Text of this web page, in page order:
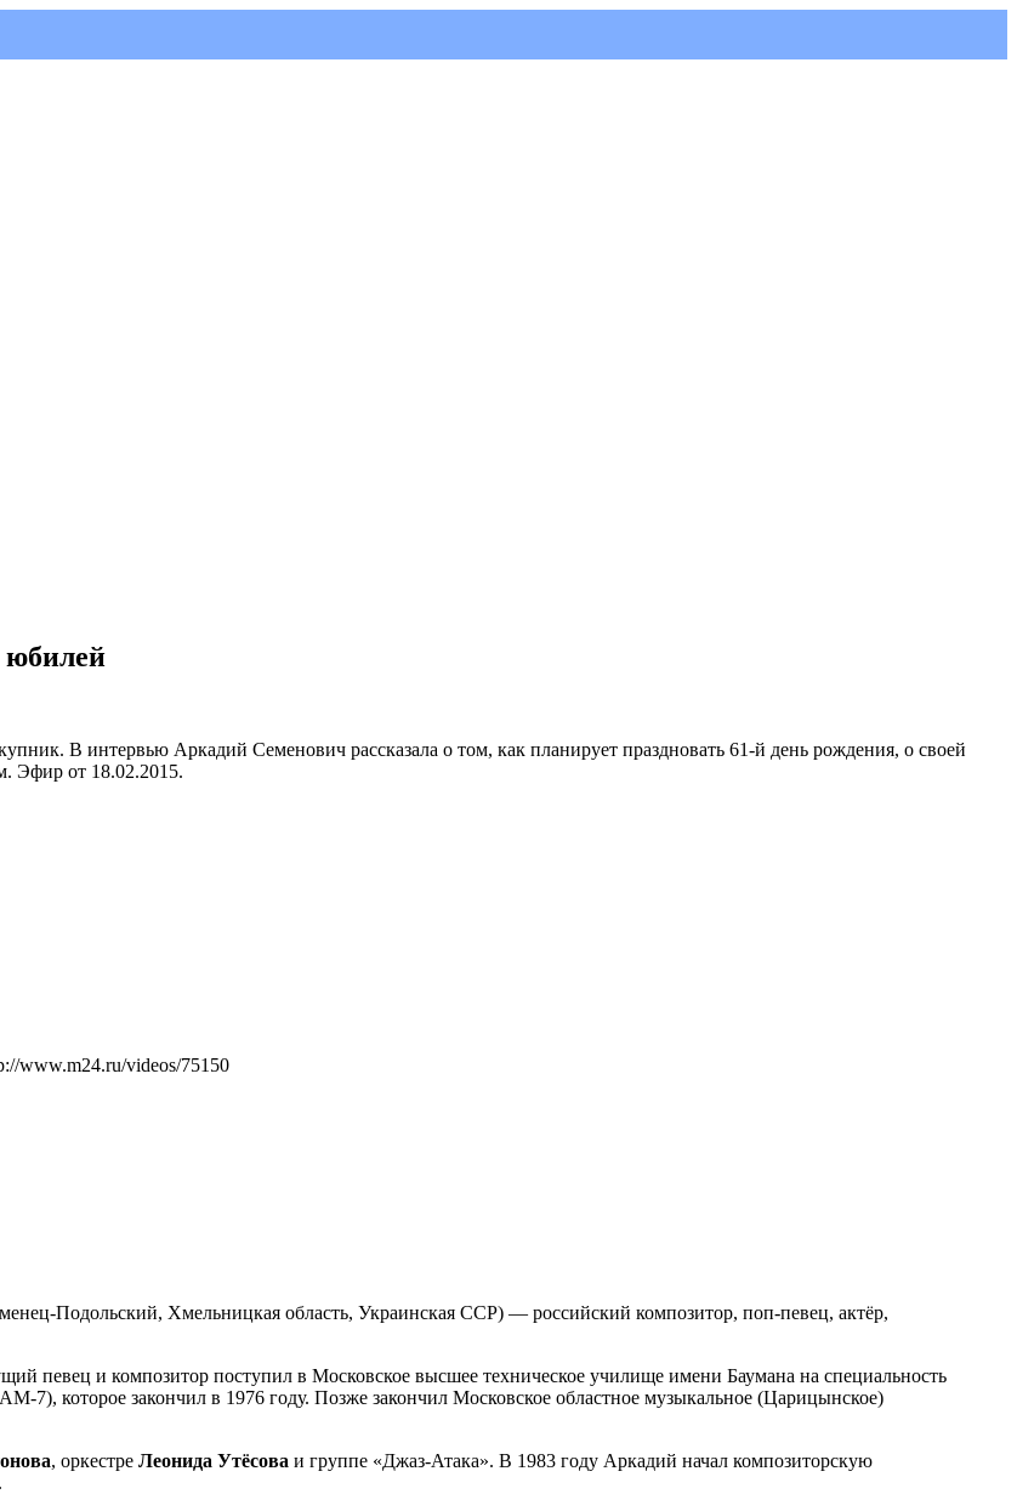
юбилей
В интервью Аркадий Семенович рассказала о том, как планирует праздновать 61-й день рождения, о своей
Эфир от 18.02.2015.
www.m24.ru/videos/75150
Подольский, Хмельницкая область, Украинская ССР) — российский композитор, поп-певец, актёр,
певец и композитор поступил в Московское высшее техническое училище имени Баумана на специальность
7), которое закончил в 1976 году. Позже закончил Московское областное музыкальное (Царицынское)
, оркестре Леонида Утёсова и группе «Джаз-Атака». В 1983 году Аркадий начал композиторскую
.